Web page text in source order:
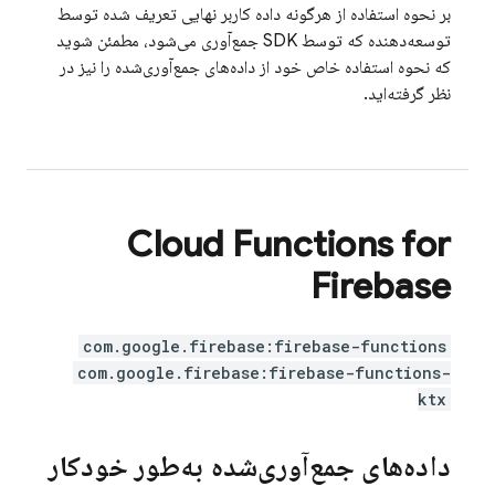
بر نحوه استفاده از هرگونه داده کاربر نهایی تعریف شده توسط
توسعه‌دهنده که توسط SDK جمع‌آوری می‌شود، مطمئن شوید
که نحوه استفاده خاص خود از داده‌های جمع‌آوری‌شده را نیز در
نظر گرفته‌اید.
Cloud Functions for
Firebase
com.google.firebase:firebase-functions
com.google.firebase:firebase-functions-
ktx
داده‌های جمع‌آوری‌شده به‌طور خودکار